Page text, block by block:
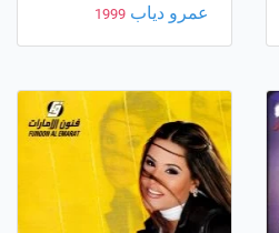
عمرو دياب 1999